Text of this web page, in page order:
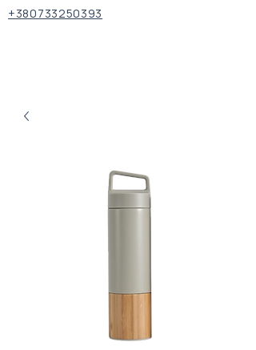
+380733250393